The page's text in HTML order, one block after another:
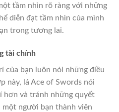
tầm nhìn rõ ràng với những
diễn đạt tầm nhìn của mình
trong tương lai.
tài chính
của bạn luôn nói những điều
này, lá Ace of Swords nói
hơn và tránh những quyết
người bạn thành viên